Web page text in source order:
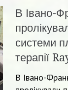
В Івано-
системи
терапії
В Івано-